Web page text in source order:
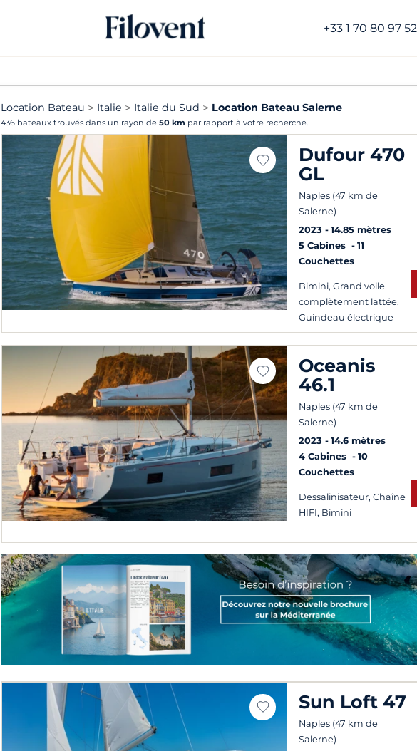
+33 1 70 80 97 52
Location Bateau Italie Italie du Sud Location Bateau Salerne
436 bateaux trouvés dans un rayon de 50 km par rapport à votre recherche.
Dufour 470
GL
Naples (47 km de
Salerne)
2023
14.85 mètres
5 Cabines
11
Couchettes
Bimini, Grand voile
complètement lattée,
Guindeau électrique
Oceanis
46.1
Naples (47 km de
Salerne)
2023
14.6 mètres
4 Cabines
10
Couchettes
Dessalinisateur, Chaîne
HIFI, Bimini
Sun Loft 47
Naples (47 km de
Salerne)